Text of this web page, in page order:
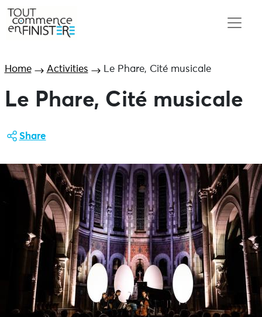
Home Activities Le Phare, Cité musicale
Le Phare, Cité musicale
Share